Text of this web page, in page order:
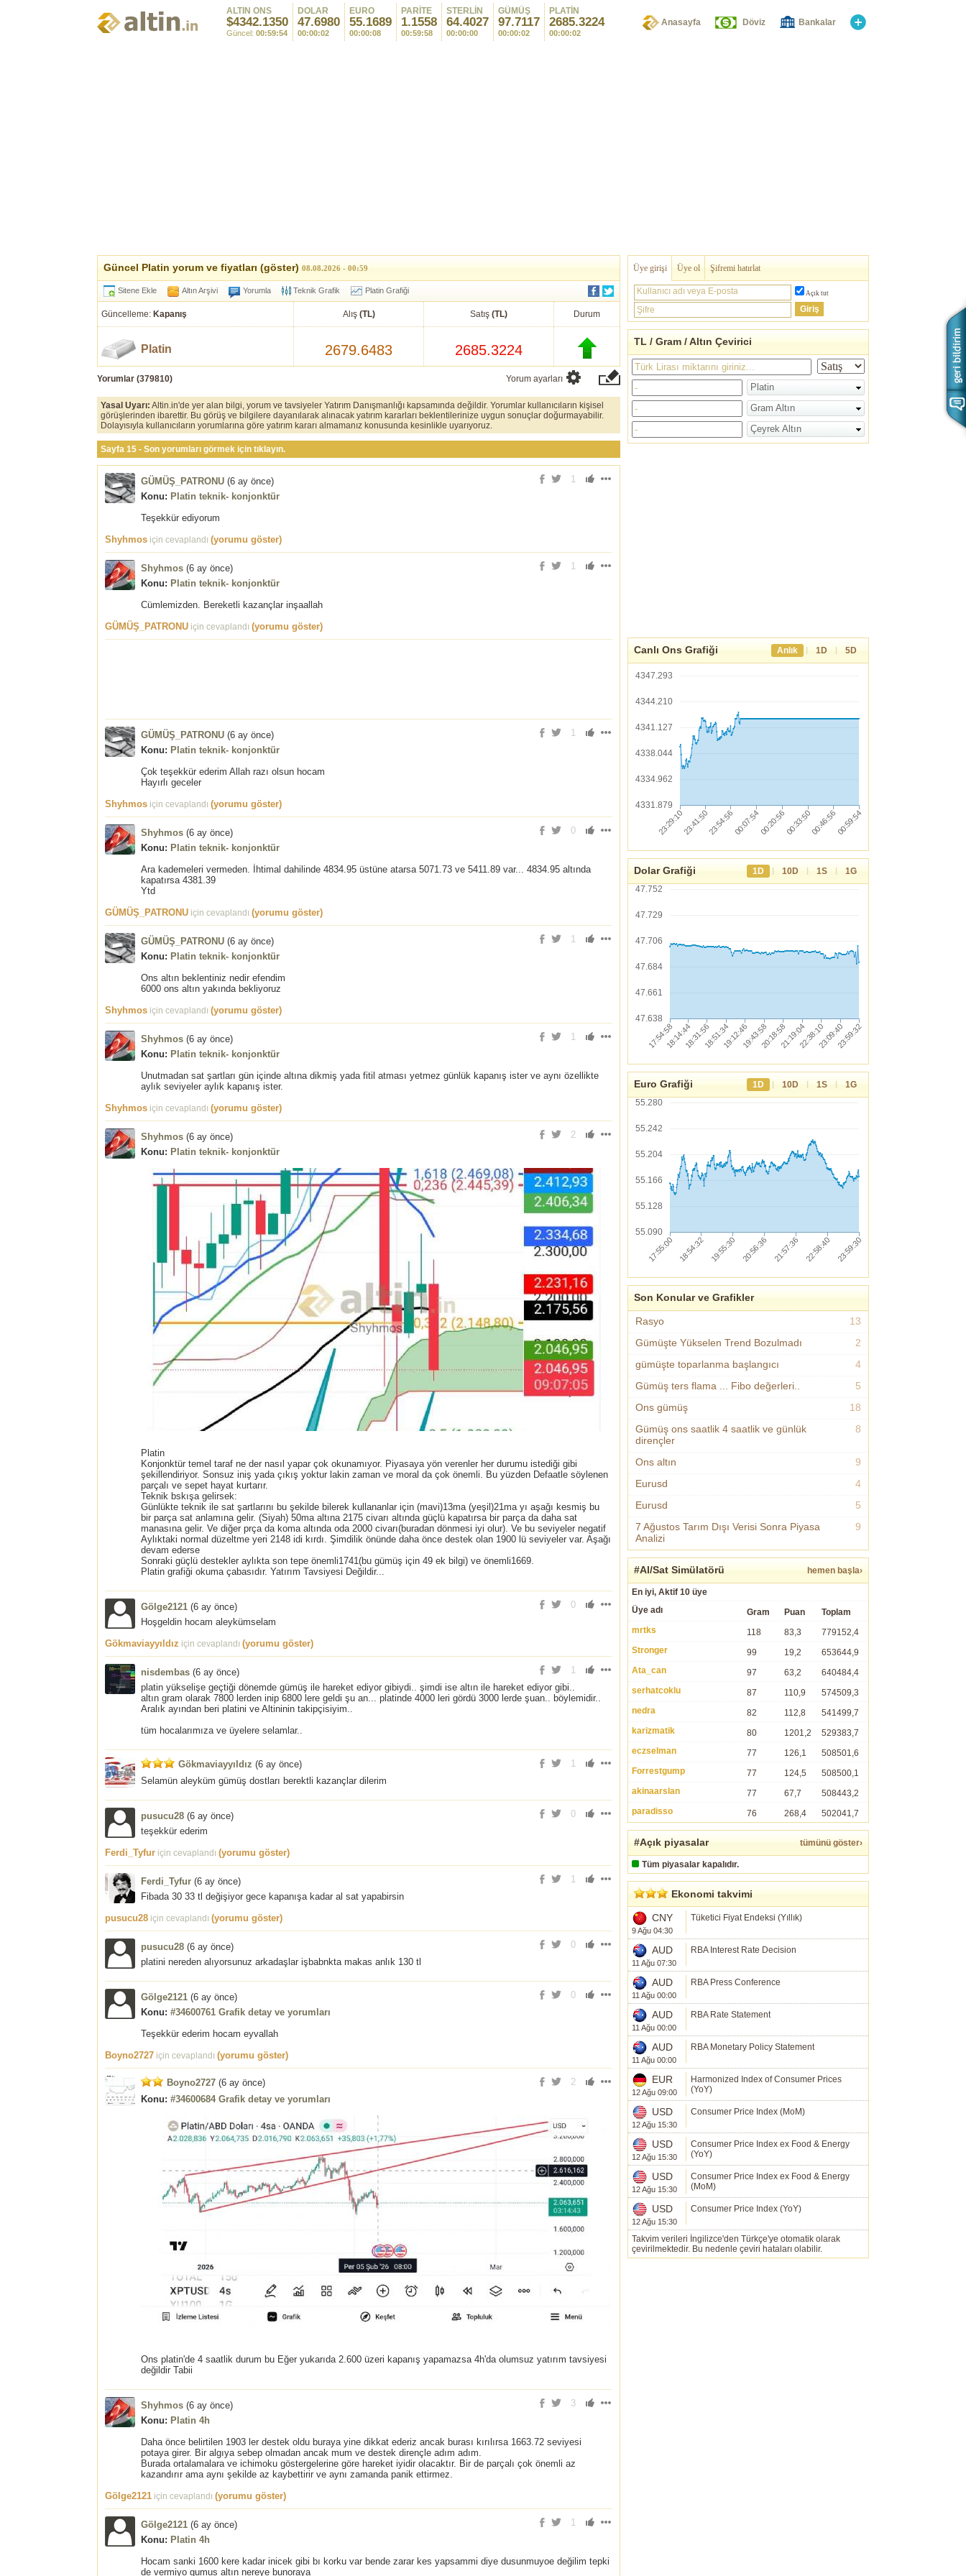
ALTIN ONS
$4342.1350
Güncel: 00:59:54
DOLAR
47.6980
00:00:02
EURO
55.1689
00:00:08
PARİTE
1.1558
00:59:58
STERLİN
64.4027
00:00:00
GÜMÜŞ
97.7117
00:00:02
PLATİN
2685.3224
00:00:02
Anasayfa Döviz Bankalar
Güncel Platin yorum ve fiyatları (göster) 08.08.2026 - 00:59
Sitene Ekle Altın Arşivi Yorumla Teknik Grafik Platin Grafiği
Güncelleme: Kapanış Alış (TL) Satış (TL) Durum
Platin 2679.6483 2685.3224
Yorumlar (379810) Yorum ayarları
Yasal Uyarı: Altin.in'de yer alan bilgi, yorum ve tavsiyeler Yatırım Danışmanlığı kapsamında değildir. Yorumlar kullanıcıların kişisel
görüşlerinden ibarettir. Bu görüş ve bilgilere dayanılarak alınacak yatırım kararları beklentilerinize uygun sonuçlar doğurmayabilir.
Dolayısıyla kullanıcıların yorumlarına göre yatırım kararı almamanız konusunda kesinlikle uyarıyoruz.
Sayfa 15 - Son yorumları görmek için tıklayın.
1
GÜMÜŞ_PATRONU (6 ay önce)
Konu: Platin teknik- konjonktür
Teşekkür ediyorum
Shyhmos için cevaplandı (yorumu göster)
1
Shyhmos (6 ay önce)
Konu: Platin teknik- konjonktür
Cümlemizden. Bereketli kazançlar inşaallah
GÜMÜŞ_PATRONU için cevaplandı (yorumu göster)
1
GÜMÜŞ_PATRONU (6 ay önce)
Konu: Platin teknik- konjonktür
Çok teşekkür ederim Allah razı olsun hocam
Hayırlı geceler
Shyhmos için cevaplandı (yorumu göster)
0
Shyhmos (6 ay önce)
Konu: Platin teknik- konjonktür
Ara kademeleri vermeden. İhtimal dahilinde 4834.95 üstüne atarsa 5071.73 ve 5411.89 var... 4834.95 altında
kapatırsa 4381.39
Ytd
GÜMÜŞ_PATRONU için cevaplandı (yorumu göster)
1
GÜMÜŞ_PATRONU (6 ay önce)
Konu: Platin teknik- konjonktür
Ons altın beklentiniz nedir efendim
6000 ons altın yakında bekliyoruz
Shyhmos için cevaplandı (yorumu göster)
1
Shyhmos (6 ay önce)
Konu: Platin teknik- konjonktür
Unutmadan sat şartları gün içinde altına dikmiş yada fitil atması yetmez günlük kapanış ister ve aynı özellikte
aylık seviyeler aylık kapanış ister.
Shyhmos için cevaplandı (yorumu göster)
2
Shyhmos (6 ay önce)
Konu: Platin teknik- konjonktür
Platin
Konjonktür temel taraf ne der nasıl yapar çok okunamıyor. Piyasaya yön verenler her durumu istediği gibi
şekillendiriyor. Sonsuz iniş yada çıkış yoktur lakin zaman ve moral da çok önemli. Bu yüzden Defaatle söylenen
parçalı ve sepet hayat kurtarır.
Teknik bskışa gelirsek:
Günlükte teknik ile sat şartlarını bu şekilde bilerek kullananlar için (mavi)13ma (yeşil)21ma yı aşağı kesmiş bu
bir parça sat anlamına gelir. (Siyah) 50ma altına 2175 civarı altında güçlü kapatırsa bir parça da daha sat
manasına gelir. Ve diğer prça da koma altında oda 2000 civarı(buradan dönmesi iyi olur). Ve bu seviyeler negatif
Aylıktaki normal düzeltme yeri 2148 idi kırdı. Şimdilik önünde daha önce destek olan 1900 lü seviyeler var. Aşağı
devam ederse
Sonraki güçlü destekler aylıkta son tepe önemli1741(bu gümüş için 49 ek bilgi) ve önemli1669.
Platin grafiği okuma çabasıdır. Yatırım Tavsiyesi Değildir...
0
Gölge2121 (6 ay önce)
Hoşgeldin hocam aleykümselam
Gökmaviayyıldız için cevaplandı (yorumu göster)
1
nisdembas (6 ay önce)
platin yükselişe geçtiği dönemde gümüş ile hareket ediyor gibiydi.. şimdi ise altın ile hareket ediyor gibi..
altın gram olarak 7800 lerden inip 6800 lere geldi şu an... platinde 4000 leri gördü 3000 lerde şuan.. böylemidir..
Aralık ayından beri platini ve Altininin takipçisiyim..
tüm hocalarımıza ve üyelere selamlar..
1
Gökmaviayyıldız (6 ay önce)
Selamün aleyküm gümüş dostları berektli kazançlar dilerim
0
pusucu28 (6 ay önce)
teşekkür ederim
Ferdi_Tyfur için cevaplandı (yorumu göster)
1
Ferdi_Tyfur (6 ay önce)
Fibada 30 33 tl değişiyor gece kapanışa kadar al sat yapabirsin
pusucu28 için cevaplandı (yorumu göster)
0
pusucu28 (6 ay önce)
platini nereden alıyorsunuz arkadaşlar işbabnkta makas anlık 130 tl
0
Gölge2121 (6 ay önce)
Konu: #34600761 Grafik detay ve yorumları
Teşekkür ederim hocam eyvallah
Boyno2727 için cevaplandı (yorumu göster)
2
Boyno2727 (6 ay önce)
Konu: #34600684 Grafik detay ve yorumları
Ons platin'de 4 saatlik durum bu Eğer yukarıda 2.600 üzeri kapanış yapamazsa 4h'da olumsuz yatırım tavsiyesi
değildir Tabii
3
Shyhmos (6 ay önce)
Konu: Platin 4h
Daha önce belirtilen 1903 ler destek oldu buraya yine dikkat ederiz ancak burası kırılırsa 1663.72 seviyesi
potaya girer. Bir algıya sebep olmadan ancak mum ve destek dirençle adım adım.
Burada ortalamalara ve ichimoku göstergelerine göre hareket iyidir olacaktır. Bir de parçalı çok önemli az
kazandırır ama aynı şekilde az kaybettirir ve aynı zamanda panik ettirmez.
Gölge2121 için cevaplandı (yorumu göster)
1
Gölge2121 (6 ay önce)
Konu: Platin 4h
Hocam sanki 1600 kere kadar inicek gibi bı korku var bende zarar kes yapsammi diye dusunmuyoe değilim tepki
de vermiyo gumus altın nereye bunoraya
Üye girişi Üye ol Şifremi hatırlat
Kullanıcı adı veya E-posta Açık tut
Şifre
TL / Gram / Altın Çevirici
Platin
Gram Altın
Çeyrek Altın
Canlı Ons Grafiği Anlık | 1D | 5D
4347.293
4344.210
4341.127
4338.044
4334.962
4331.879
Dolar Grafiği 1D | 10D | 1S |
1G
47.752
47.729
47.706
47.684
47.661
47.638
Euro Grafiği 1D | 10D | 1S |
1G
55.280
55.242
55.204
55.166
55.128
55.090
Son Konular ve Grafikler
Rasyo
13
Gümüşte Yükselen Trend Bozulmadı
2
gümüşte toparlanma başlangıcı
4
Gümüş ters flama ... Fibo değerleri..
5
Ons gümüş
18
Gümüş ons saatlik 4 saatlik ve günlük
dirençler
8
Ons altın
9
Eurusd
4
Eurusd
5
7 Ağustos Tarım Dışı Verisi Sonra Piyasa
Analizi
9
#Al/Sat Simülatörü hemen başla›
En iyi, Aktif 10 üye
Üye adı
Gram Puan
Toplam
mrtks
118 83,3
779152,4
Stronger
99 19,2
653644,9
Ata_can
97 63,2
640484,4
serhatcoklu
87 110,9
574509,3
nedra
82 112,8
541499,7
karizmatik
80 1201,2
529383,7
eczselman
77 126,1
508501,6
Forrestgump
77 124,5
508500,1
akinaarslan
77 67,7
508443,2
paradisso
76 268,4 502041,7
#Açık piyasalar tümünü göster›
Tüm piyasalar kapalıdır.
Ekonomi takvimi
CNY
9 Ağu 04:30
Tüketici Fiyat Endeksi (Yıllık)
AUD
11 Ağu 07:30
RBA Interest Rate Decision
AUD
11 Ağu 00:00
RBA Press Conference
AUD
11 Ağu 00:00
RBA Rate Statement
AUD
11 Ağu 00:00
RBA Monetary Policy Statement
EUR
12 Ağu 09:00
Harmonized Index of Consumer Prices
(YoY)
USD
12 Ağu 15:30
Consumer Price Index (MoM)
USD
12 Ağu 15:30
Consumer Price Index ex Food & Energy
(YoY)
USD
12 Ağu 15:30
Consumer Price Index ex Food & Energy
(MoM)
USD
12 Ağu 15:30
Consumer Price Index (YoY)
Takvim verileri İngilizce'den Türkçe'ye otomatik olarak
çevirilmektedir. Bu nedenle çeviri hataları olabilir.